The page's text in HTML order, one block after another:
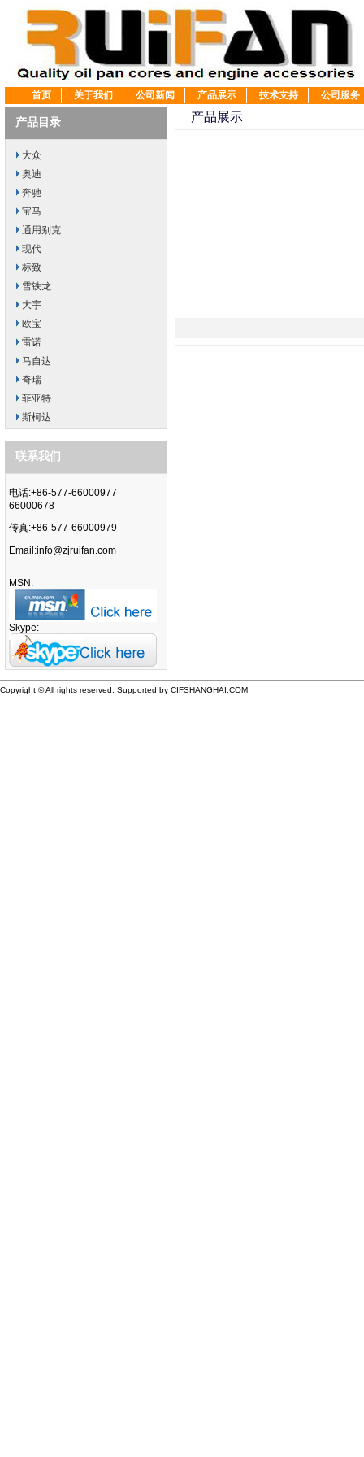
首页 关于我们 公司新闻 产品展示 技术支持 公司服务
产品目录
大众
奥迪
奔驰
宝马
通用别克
现代
标致
雪铁龙
大宇
欧宝
雷诺
马自达
奇瑞
菲亚特
斯柯达
联系我们
电话:+86-577-66000977
66000678
传真:+86-577-66000979
Email:info@zjruifan.com
MSN:
Skype:
产品展示
Copyright © All rights reserved. Supported by CIFSHANGHAI.COM